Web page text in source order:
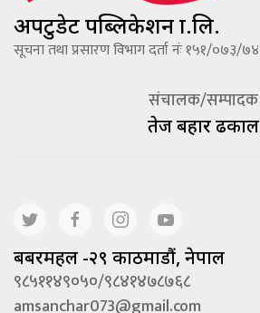
अपटुडेट पब्लिकेशन प्रा.लि.
सूचना तथा प्रसारण विभाग दर्ता नंः १५१/०७३/७४
संचालक/सम्पादक
तेज बहादूर ढकाल
बबरमहल -२९ काठमाडौं, नेपाल
९८५११४९०५०/९८४१४७८७६८
amsanchar073@gmail.com